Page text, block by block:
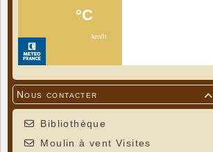

Nous contacter
Bibliothèque
Moulin à vent Visites